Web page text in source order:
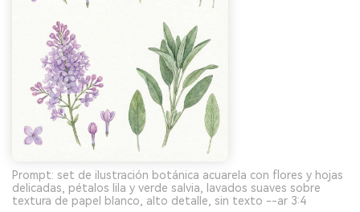
Prompt: set de ilustración botánica acuarela con flores y hojas
delicadas, pétalos lila y verde salvia, lavados suaves sobre
textura de papel blanco, alto detalle, sin texto --ar 3:4